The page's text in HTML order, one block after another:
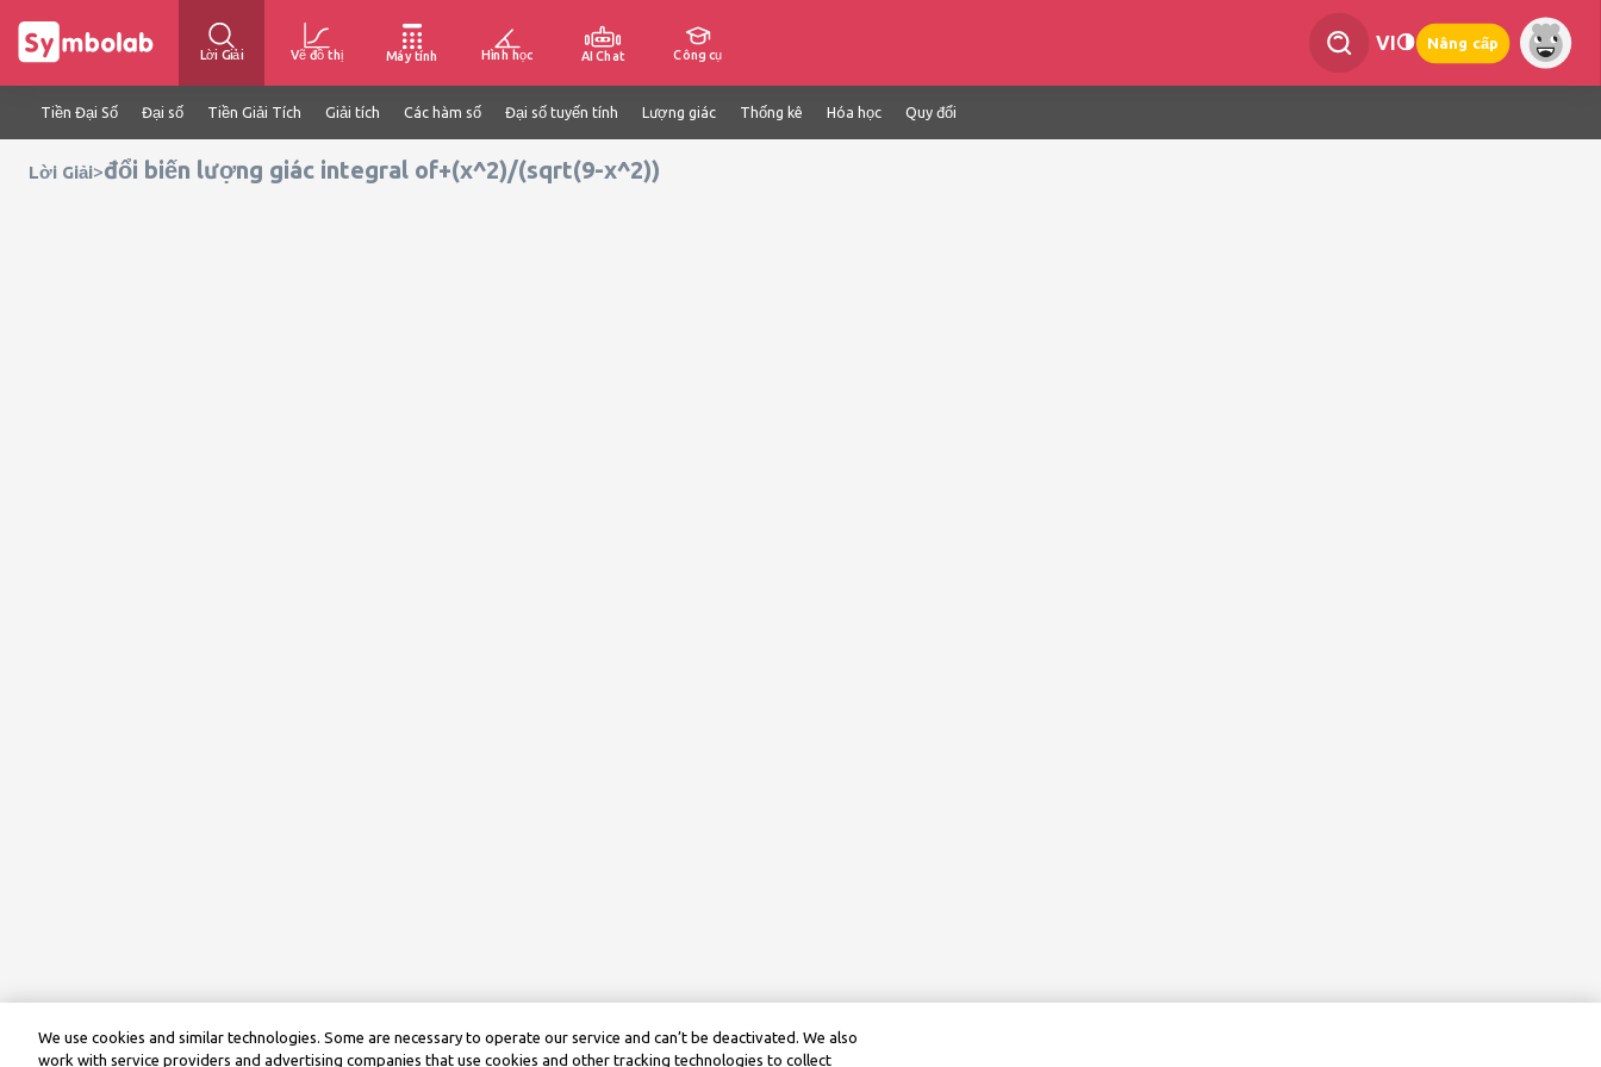
Lời Giải Vẽ đồ thị Máy tính Hình học AI Chat Công cụ
VI Nâng cấp
Tiền Đại Số Đại số Tiền Giải Tích Giải tích Các hàm số Đại số tuyến tính Lượng giác Thống kê Hóa học Quy đổi
Lời Giải>đổi biến lượng giác integral of+(x^2)/(sqrt(9-x^2))
We use cookies and similar technologies. Some are necessary to operate our service and can’t be deactivated. We also
work with service providers and advertising companies that use cookies and other tracking technologies to collect